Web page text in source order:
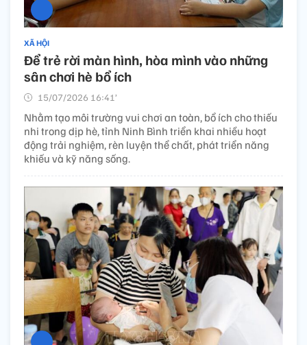
XÃ HỘI
Để trẻ rời màn hình, hòa mình vào những
sân chơi hè bổ ích
15/07/2026 16:41’
Nhằm tạo môi trường vui chơi an toàn, bổ ích cho thiếu
nhi trong dịp hè, tỉnh Ninh Bình triển khai nhiều hoạt
động trải nghiệm, rèn luyện thể chất, phát triển năng
khiếu và kỹ năng sống.